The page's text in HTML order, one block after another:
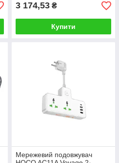
3 174,53 ₴
Купити
Мережевий подовжувач